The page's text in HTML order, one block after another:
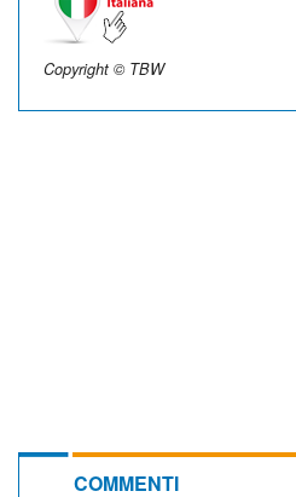
Copyright © TBW
COMMENTI